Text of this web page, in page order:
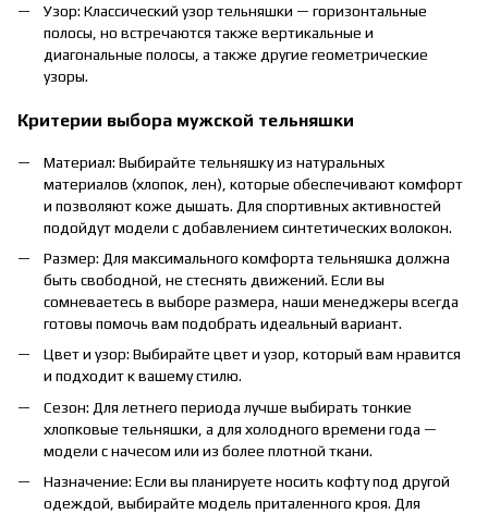
Узор: Классический узор тельняшки — горизонтальные
полосы, но встречаются также вертикальные и
диагональные полосы, а также другие геометрические
узоры.
Критерии выбора мужской тельняшки
Материал: Выбирайте тельняшку из натуральных
материалов (хлопок, лен), которые обеспечивают комфорт
и позволяют коже дышать. Для спортивных активностей
подойдут модели с добавлением синтетических волокон.
Размер: Для максимального комфорта тельняшка должна
быть свободной, не стеснять движений. Если вы
сомневаетесь в выборе размера, наши менеджеры всегда
готовы помочь вам подобрать идеальный вариант.
Цвет и узор: Выбирайте цвет и узор, который вам нравится
и подходит к вашему стилю.
Сезон: Для летнего периода лучше выбирать тонкие
хлопковые тельняшки, а для холодного времени года —
модели с начесом или из более плотной ткани.
Назначение: Если вы планируете носить кофту под другой
одеждой, выбирайте модель приталенного кроя. Для